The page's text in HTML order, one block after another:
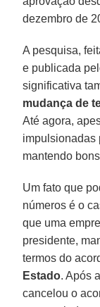
dezembro de
A pesquisa,
e publicada
significativa
mudança de
Até agora,
impulsionadas
mantendo
Um fato que
números é o
que uma
presidente,
termos do
Estado. Após a
cancelou o